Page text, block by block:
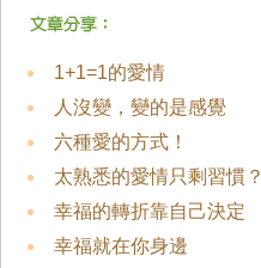
1+1=1的愛情
人沒變，變的是感覺
六種愛的方式！
太熟悉的愛情只剩習慣？
幸福的轉折靠自己決定
幸福就在你身邊